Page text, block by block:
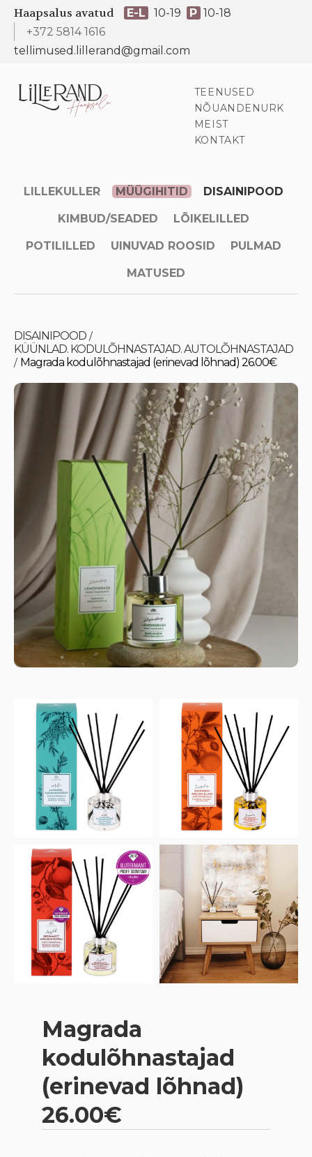
Haapsalus avatud E-L 10-19 P 10-18
+372 5814 1616
tellimused.lillerand@gmail.com
TEENUSED
NÕUANDENURK
MEIST
KONTAKT
LILLEKULLER MÜÜGIHITID DISAINIPOOD
KIMBUD/SEADED LÕIKELILLED
POTILILLED UINUVAD ROOSID PULMAD
MATUSED
DISAINIPOOD /
KÜÜNLAD. KODULÕHNASTAJAD. AUTOLÕHNASTAJAD
/ Magrada kodulõhnastajad (erinevad lõhnad) 26.00€
Magrada
kodulõhnastajad
(erinevad lõhnad)
26.00€